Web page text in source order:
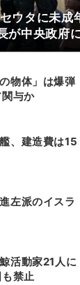
ウタに未成
が中央政府
物体」は爆弾
与か
、建造費は15
左派のイスラ
活動家21人に
禁止